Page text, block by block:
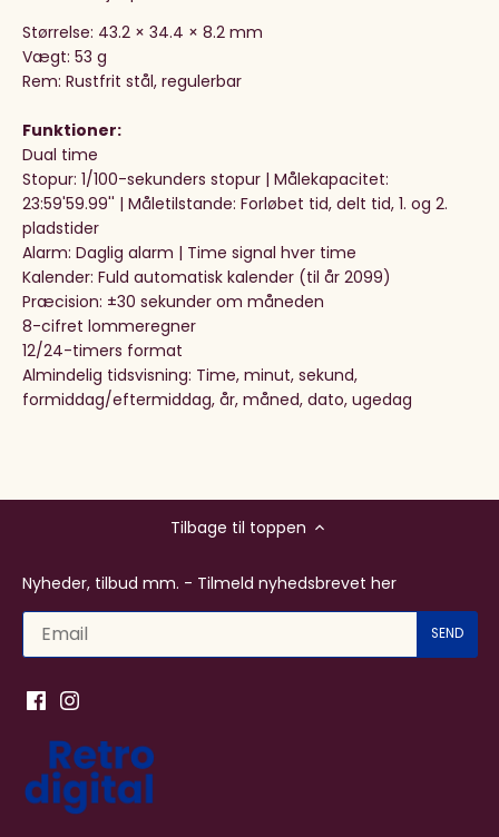
Størrelse: 43.2 × 34.4 × 8.2 mm
Vægt: 53 g
Rem: Rustfrit stål, regulerbar
Funktioner:
Dual time
Stopur: 1/100-sekunders stopur | Målekapacitet:
23:59'59.99'' | Måletilstande: Forløbet tid, delt tid, 1. og 2.
pladstider
Alarm: Daglig alarm | Time signal hver time
Kalender: Fuld automatisk kalender (til år 2099)
Præcision: ±30 sekunder om måneden
8-cifret lommeregner
12/24-timers format
Almindelig tidsvisning: Time, minut, sekund,
formiddag/eftermiddag, år, måned, dato, ugedag
Tilbage til toppen
Nyheder, tilbud mm. - Tilmeld nyhedsbrevet her